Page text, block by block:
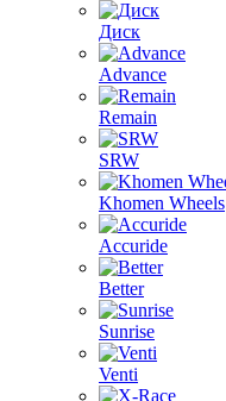
Диск
Advance
Remain
SRW
Khomen Wheels
Accuride
Better
Sunrise
Venti